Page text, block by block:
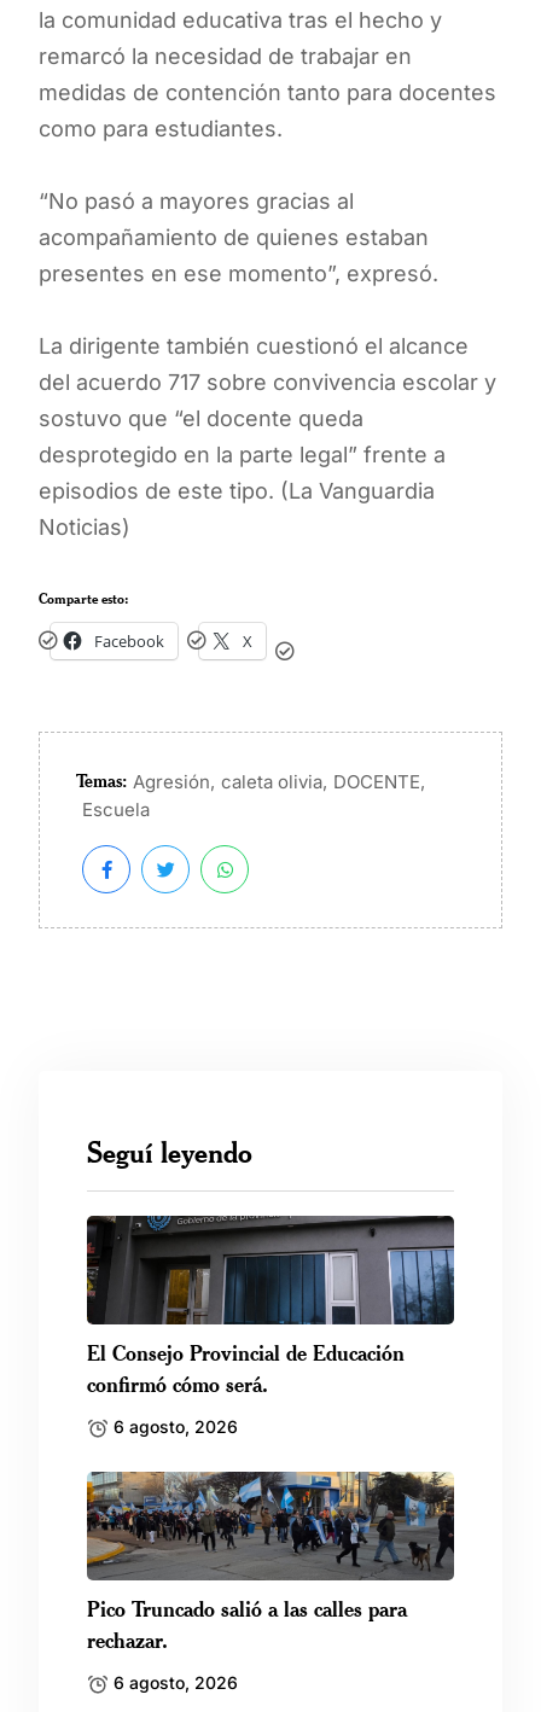
la comunidad educativa tras el hecho y
remarcó la necesidad de trabajar en
medidas de contención tanto para docentes
como para estudiantes.
“No pasó a mayores gracias al
acompañamiento de quienes estaban
presentes en ese momento”, expresó.
La dirigente también cuestionó el alcance
del acuerdo 717 sobre convivencia escolar y
sostuvo que “el docente queda
desprotegido en la parte legal” frente a
episodios de este tipo. (La Vanguardia
Noticias)
Comparte esto:
Facebook X
Temas: Agresión, caleta olivia, DOCENTE,
Escuela
Seguí leyendo
El Consejo Provincial de Educación
confirmó cómo será.
6 agosto, 2026
Pico Truncado salió a las calles para
rechazar.
6 agosto, 2026